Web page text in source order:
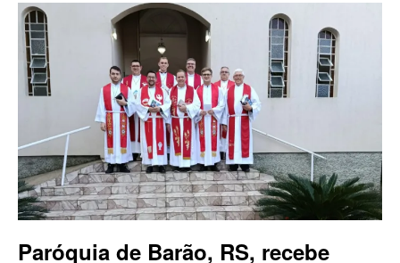
Paróquia de Barão, RS, recebe